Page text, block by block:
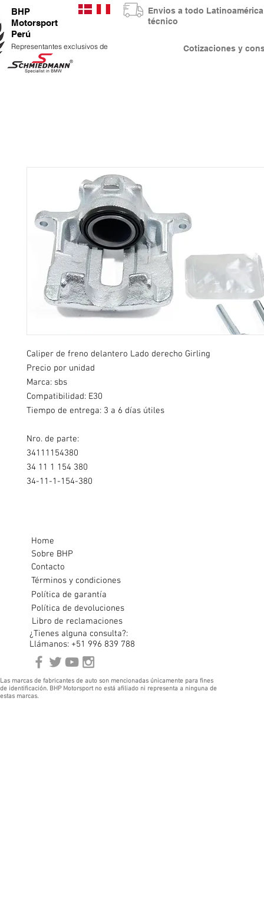
BHP
Motorsport
Perú
Representantes exclusivos de Cotizaciones y
Envios a todo
técnico
Caliper de freno delantero Lado derecho Girling
Precio por unidad
Marca: sbs
Compatibilidad: E30
Tiempo de entrega: 3 a 6 días útiles
Nro. de parte:
34111154380
34 11 1 154 380
34-11-1-154-380
Home
Sobre BHP
Contacto
Términos y condiciones
Política de garantía
Política de devoluciones
Libro de reclamaciones
¿Tienes alguna consulta?:
Llámanos: +51 996 839 788
Las marcas de fabricantes de auto son mencionadas únicamente para fines
de identificación. BHP Motorsport no está afiliado ni representa a ninguna de
estas marcas.